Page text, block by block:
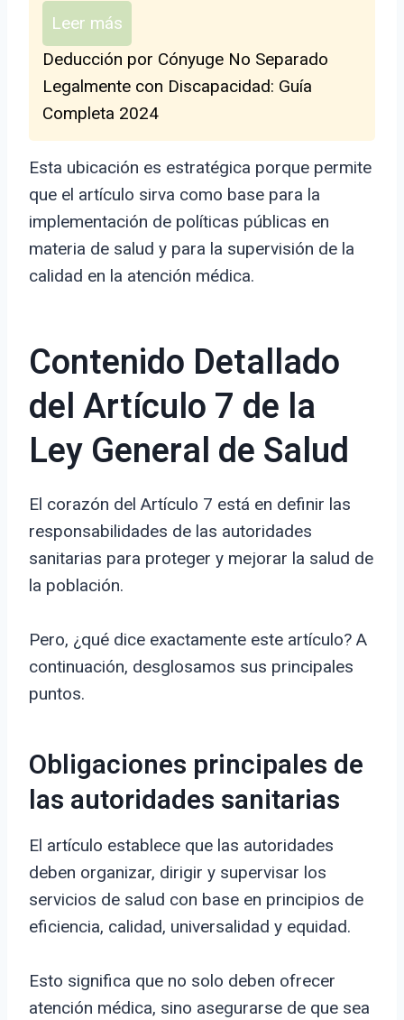
Leer más
Deducción por Cónyuge No Separado
Legalmente con Discapacidad: Guía
Completa 2024
Esta ubicación es estratégica porque permite
que el artículo sirva como base para la
implementación de políticas públicas en
materia de salud y para la supervisión de la
calidad en la atención médica.
Contenido Detallado
del Artículo 7 de la
Ley General de Salud
El corazón del Artículo 7 está en definir las
responsabilidades de las autoridades
sanitarias para proteger y mejorar la salud de
la población.
Pero, ¿qué dice exactamente este artículo? A
continuación, desglosamos sus principales
puntos.
Obligaciones principales de
las autoridades sanitarias
El artículo establece que las autoridades
deben organizar, dirigir y supervisar los
servicios de salud con base en principios de
eficiencia, calidad, universalidad y equidad.
Esto significa que no solo deben ofrecer
atención médica, sino asegurarse de que sea